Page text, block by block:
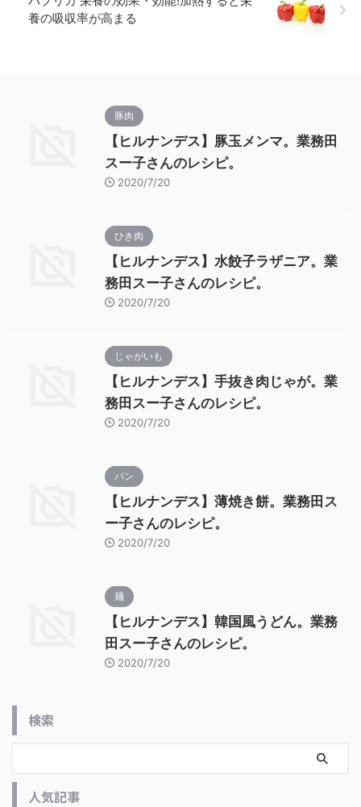
養の吸収率が高まる
豚肉
【ヒルナンデス】豚玉メンマ。業務田
スー子さんのレシピ。
2020/7/20
ひき肉
【ヒルナンデス】水餃子ラザニア。業
務田スー子さんのレシピ。
2020/7/20
じゃがいも
【ヒルナンデス】手抜き肉じゃが。業
務田スー子さんのレシピ。
2020/7/20
パン
【ヒルナンデス】薄焼き餅。業務田ス
ー子さんのレシピ。
2020/7/20
麺
【ヒルナンデス】韓国風うどん。業務
田スー子さんのレシピ。
2020/7/20
検索
人気記事